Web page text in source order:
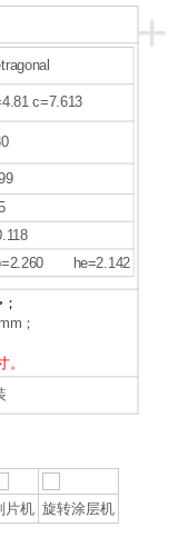
+
c=7.613
he=2.142
；
。
片机 旋转涂层机